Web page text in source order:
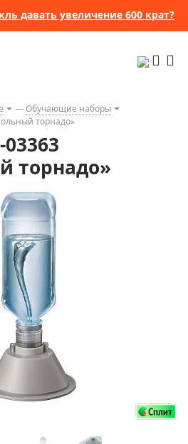
давать увеличение 600 крат?
Обучающие наборы
торнадо»
торнадо»